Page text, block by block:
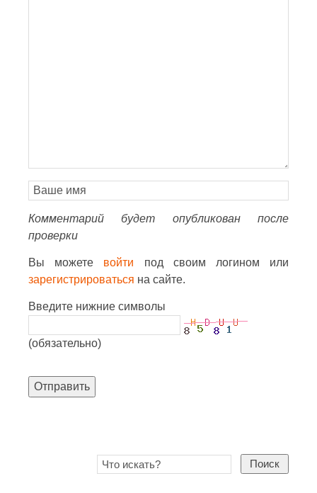
Комментарий будет опубликован после
проверки
Вы можете войти под своим логином или
зарегистрироваться на сайте.
Введите нижние символы
(обязательно)
Отправить
Поиск